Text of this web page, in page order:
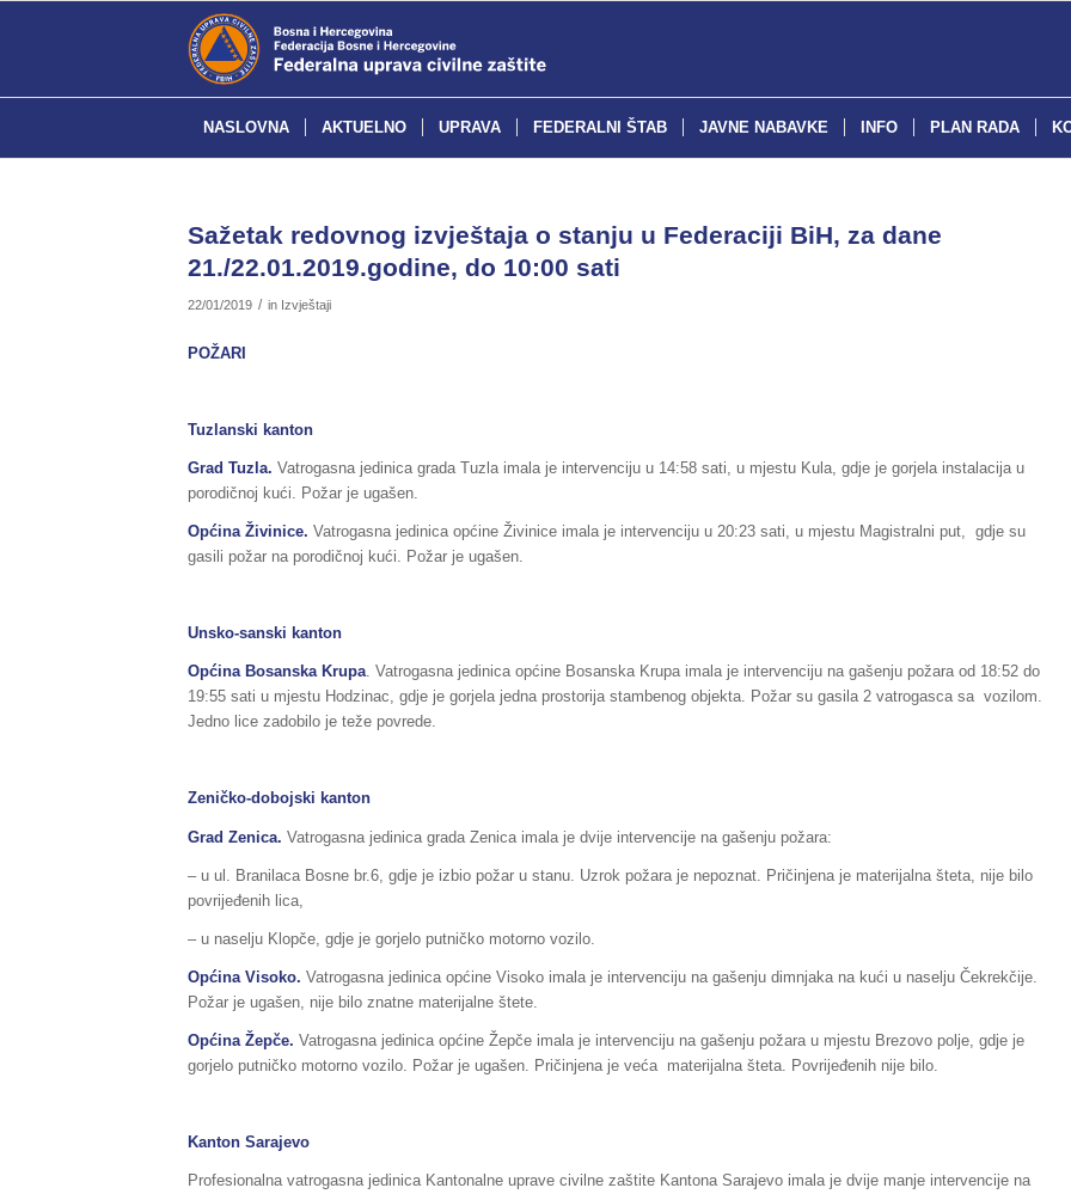
NASLOVNA AKTUELNO UPRAVA FEDERALNI ŠTAB JAVNE NABAVKE INFO PLAN RADA
Sažetak redovnog izvještaja o stanju u Federaciji BiH, za dane
21./22.01.2019.godine, do 10:00 sati
22/01/2019 / in Izvještaji
POŽARI
Tuzlanski kanton
Grad Tuzla. Vatrogasna jedinica grada Tuzla imala je intervenciju u 14:58 sati, u mjestu Kula, gdje je gorjela instalacija u
porodičnoj kući. Požar je ugašen.
Općina Živinice. Vatrogasna jedinica općine Živinice imala je intervenciju u 20:23 sati, u mjestu Magistralni put, gdje su
gasili požar na porodičnoj kući. Požar je ugašen.
Unsko-sanski kanton
Općina Bosanska Krupa. Vatrogasna jedinica općine Bosanska Krupa imala je intervenciju na gašenju požara od 18:52 do
19:55 sati u mjestu Hodzinac, gdje je gorjela jedna prostorija stambenog objekta. Požar su gasila 2 vatrogasca sa vozilom.
Jedno lice zadobilo je teže povrede.
Zeničko-dobojski kanton
Grad Zenica. Vatrogasna jedinica grada Zenica imala je dvije intervencije na gašenju požara:
– u ul. Branilaca Bosne br.6, gdje je izbio požar u stanu. Uzrok požara je nepoznat. Pričinjena je materijalna šteta, nije bilo
povrijeđenih lica,
– u naselju Klopče, gdje je gorjelo putničko motorno vozilo.
Općina Visoko. Vatrogasna jedinica općine Visoko imala je intervenciju na gašenju dimnjaka na kući u naselju Čekrekčije.
Požar je ugašen, nije bilo znatne materijalne štete.
Općina Žepče. Vatrogasna jedinica općine Žepče imala je intervenciju na gašenju požara u mjestu Brezovo polje, gdje je
gorjelo putničko motorno vozilo. Požar je ugašen. Pričinjena je veća materijalna šteta. Povrijeđenih nije bilo.
Kanton Sarajevo
Profesionalna vatrogasna jedinica Kantonalne uprave civilne zaštite Kantona Sarajevo imala je dvije manje intervencije na